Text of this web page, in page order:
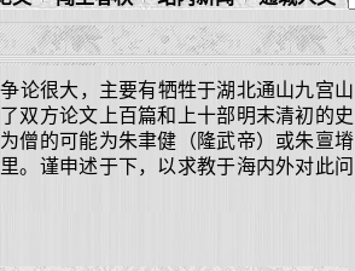
论很大，主要有牺牲于湖北通山九宫山
双方论文上百篇和上十部明末清初的史
僧的可能为朱聿健（隆武帝）或朱亶塉
。谨申述于下，以求教于海内外对此问